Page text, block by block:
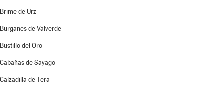
Brime de Urz
Burganes de Valverde
Bustillo del Oro
Cabañas de Sayago
Calzadilla de Tera